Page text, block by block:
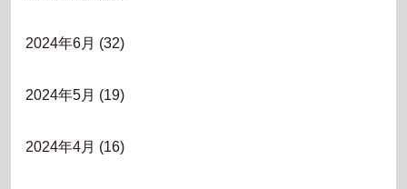
2024年6月 (32)
2024年5月 (19)
2024年4月 (16)